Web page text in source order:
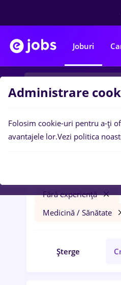
Joburi
Filtre
Fără experiență
Medicină / Sănătate
Șterge
Administrare
Folosim cookie-uri pentru a-ți
avantajele lor.Vezi politica